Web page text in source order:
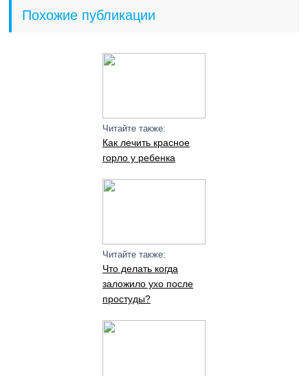
Похожие публикации
Читайте также:
Как лечить красное
горло у ребенка
Читайте также:
Что делать когда
заложило ухо после
простуды?